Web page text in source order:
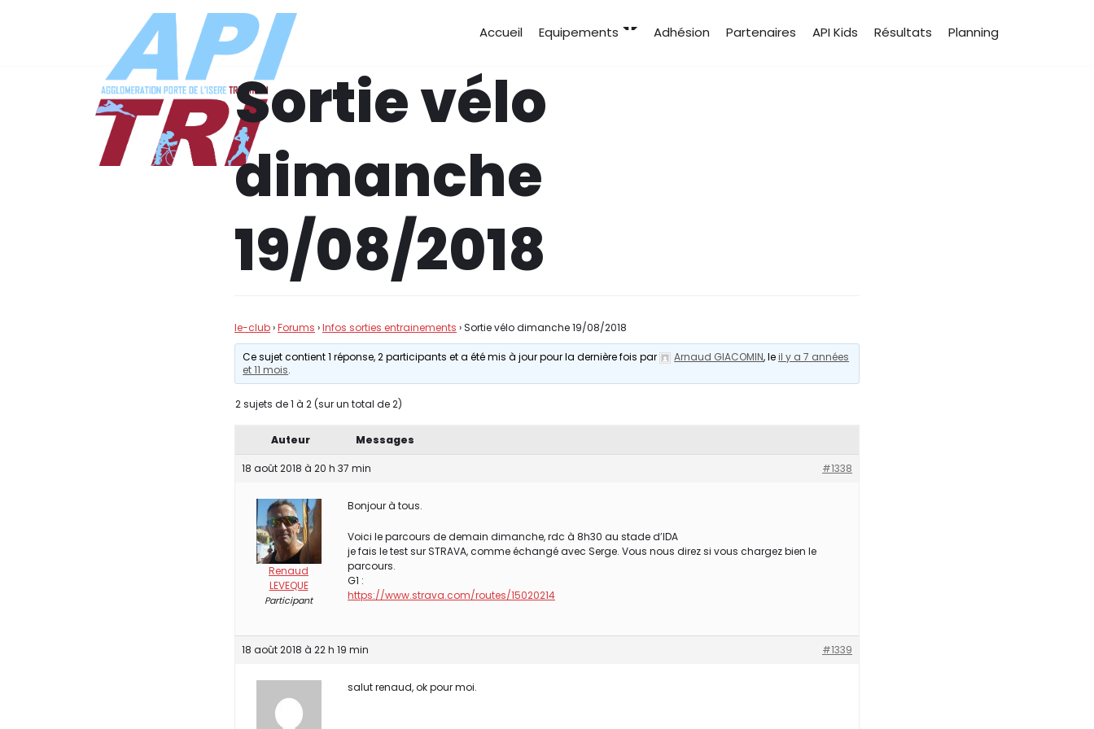
Accueil Equipements Adhésion Partenaires API Kids Résultats Planning
Sortie vélo
dimanche
19/08/2018
le-club›Forums ›Infos sorties entrainements ›Sortie vélo dimanche 19/08/2018
Ce sujet contient 1 réponse, 2 participants et a été mis à jour pour la dernière fois par Arnaud GIACOMIN, leil y a 7 années
et 11 mois.
2 sujets de 1 à 2 (sur un total de 2)
Auteur Messages
18 août 2018 à 20 h 37 min #1338
Renaud
LEVEQUE
Participant
Bonjour à tous.
Voici le parcours de demain dimanche, rdc à 8h30 au stade d’IDA
je fais le test sur STRAVA, comme échangé avec Serge. Vous nous direz si vous chargez bien le
parcours.
G1 :
https://www.strava.com/routes/15020214
18 août 2018 à 22 h 19 min #1339
salut renaud, ok pour moi.